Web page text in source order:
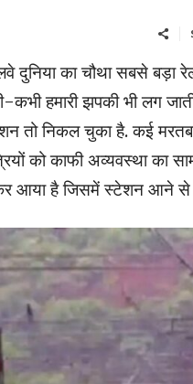
दुनिया का चौथा सबसे
कभी हमारी झपकी भी लग
तो निकल चुका है. कई
को काफी अव्यवस्था का
आया है जिसमें स्टेशन आने से